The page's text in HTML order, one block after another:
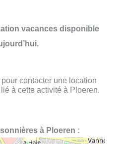
vacances disponible
contacter une location
à cette activité à Ploeren.
à Ploeren :